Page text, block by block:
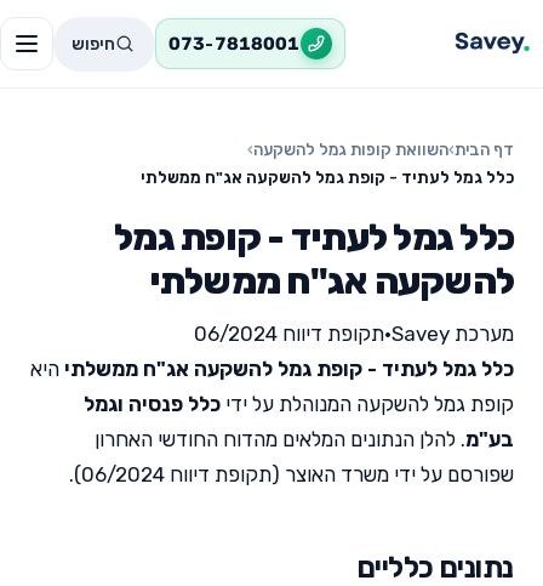
073-7818001 חיפוש
דף הבית›השוואת קופות גמל להשקעה›
כלל גמל לעתיד - קופת גמל להשקעה אג"ח ממשלתי
כלל גמל לעתיד - קופת גמל
להשקעה אג"ח ממשלתי
מערכת Savey •תקופת דיווח 06/2024
כלל גמל לעתיד - קופת גמל להשקעה אג"ח ממשלתי היא
קופת גמל להשקעה המנוהלת על ידי כלל פנסיה וגמל
בע"מ. להלן הנתונים המלאים מהדוח החודשי האחרון
שפורסם על ידי משרד האוצר (תקופת דיווח 06/2024).
נתונים כלליים